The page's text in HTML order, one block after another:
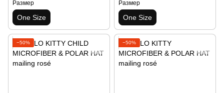
Размер
One Size
Размер
One Size
−50% −50%